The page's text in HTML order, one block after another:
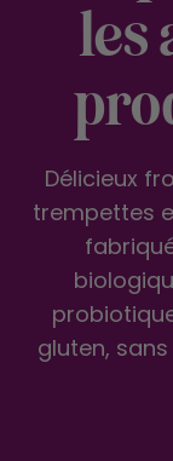
les
Délicieux
trempettes
gluten,